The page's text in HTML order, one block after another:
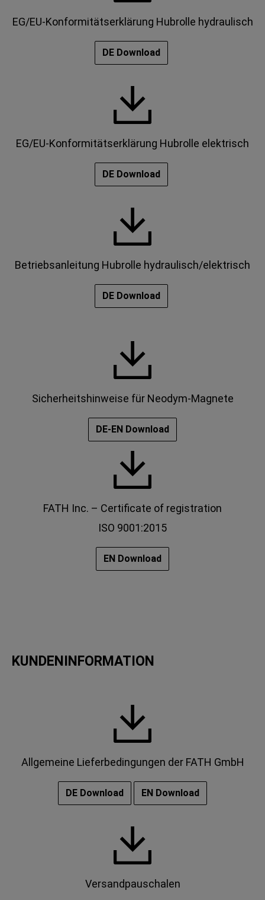
EG/EU-Konformitätserklärung Hubrolle hydraulisch
DE Download
EG/EU-Konformitätserklärung Hubrolle elektrisch
DE Download
Betriebsanleitung Hubrolle hydraulisch/elektrisch
DE Download
Sicherheitshinweise für Neodym-Magnete
DE-EN Download
FATH Inc. – Certificate of registration
ISO 9001:2015
EN Download
KUNDENINFORMATION
Allgemeine Lieferbedingungen der FATH GmbH
DE Download EN Download
Versandpauschalen